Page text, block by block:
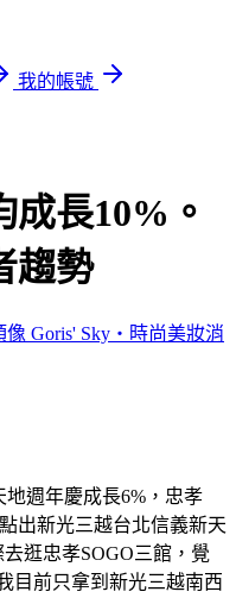
我的帳號
長10%。
趨勢
Goris' Sky‧時尚美妝消
地週年慶成長6% ，忠孝
出新光三越台北信義新天
去逛忠孝SOGO三館，覺
目前只拿到新光三越南西